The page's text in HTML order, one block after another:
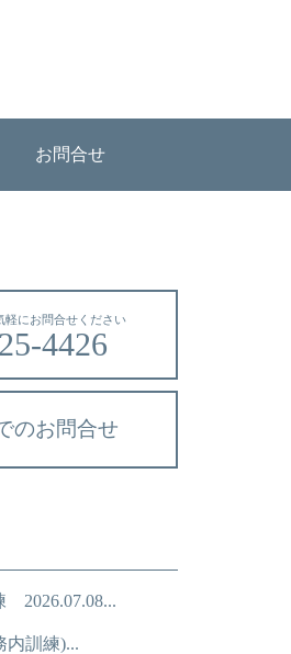
お問合せ
軽にお問合せください
4426
のお問合せ
2026.07.08...
内訓練)...